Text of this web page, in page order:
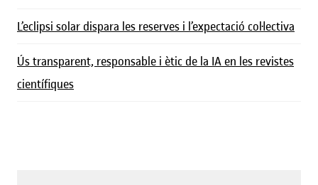
L’eclipsi solar dispara les reserves i l’expectació col·lectiva
Ús transparent, responsable i ètic de la IA en les revistes
científiques